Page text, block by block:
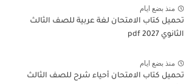
منذ بضع ايام
تحميل كتاب الامتحان لغة عربية للصف الثالث
الثانوي 2027 pdf
منذ بضع ايام
تحميل كتاب الامتحان أحياء شرح للصف الثالث